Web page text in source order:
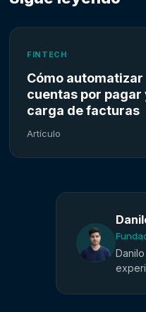
FINTECH
Cómo automatizar
cuentas por pagar
carga de facturas
Artículo